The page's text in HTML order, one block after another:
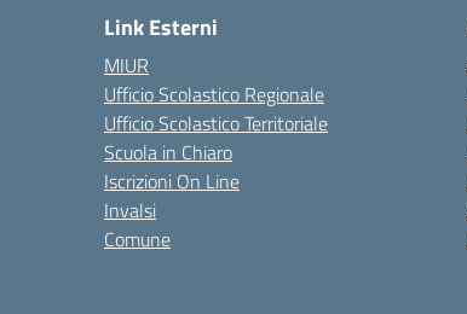
Link Esterni
MIUR
Ufficio Scolastico Regionale
Ufficio Scolastico Territoriale
Scuola in Chiaro
Iscrizioni On Line
Invalsi
Comune